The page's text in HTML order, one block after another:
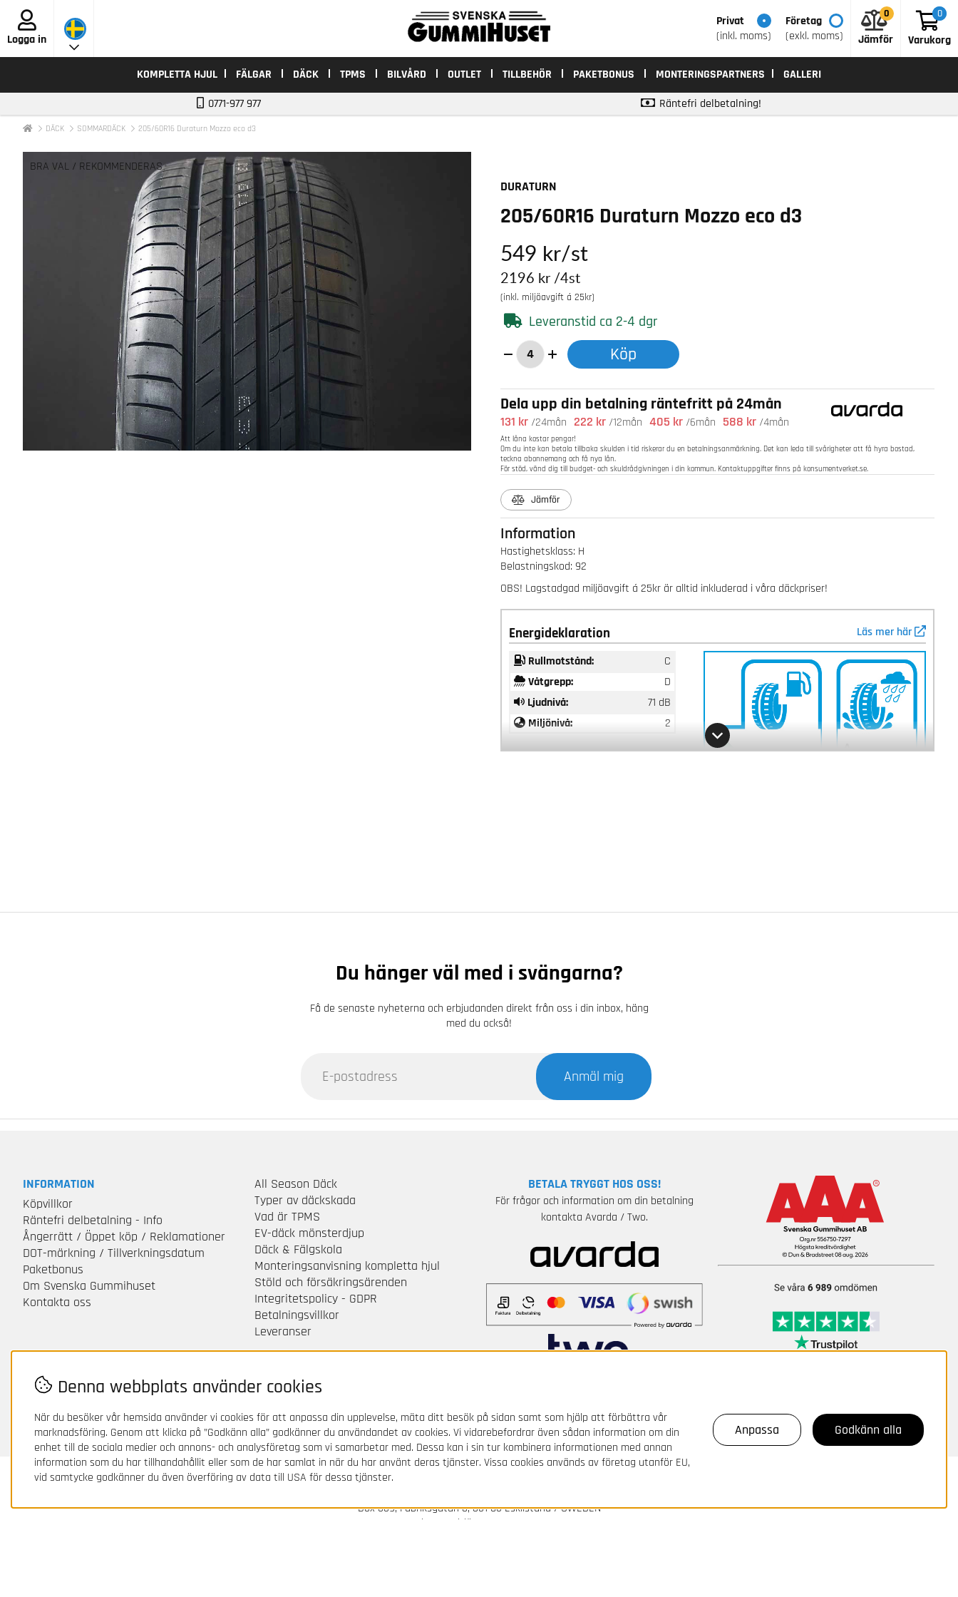
Logga in
0
0
Varukorg
0
Jämför
Privat
(inkl. moms)
Företag
(exkl. moms)
KOMPLETTA HJUL FÄLGAR DÄCK TPMS BILVÅRD OUTLET TILLBEHÖR PAKETBONUS MONTERINGSPARTNERS
GALLERI
0771-977 977
Räntefri delbetalning!
DÄCK SOMMARDÄCK 205/60R16 Duraturn Mozzo eco d3
BRA VAL / REKOMMENDERAS
DURATURN
205/60R16 Duraturn Mozzo eco d3
2196 kr /4st
549 kr/st
(inkl. miljöavgift á 25kr)
Leveranstid ca 2-4 dgr
Köp
Dela upp din betalning räntefritt på 24mån
131 kr /24mån 222 kr /12mån 405 kr /6mån 588 kr /4mån
Att låna kostar pengar!
Om du inte kan betala tillbaka skulden i tid riskerar du en betalningsanmärkning. Det kan leda till svårigheter att få hyra bostad,
teckna abonnemang och få nya lån.
För stöd, vänd dig till budget- och skuldrådgivningen i din kommun. Kontaktuppgifter finns på konsumentverket.se.
Jämför
Information
Hastighetsklass: H
Belastningskod: 92
OBS! Lagstadgad miljöavgift á 25kr är alltid inkluderad i våra däckpriser!
Energideklaration
Läs mer här
Rullmotstånd:
C
Våtgrepp:
D
Ljudnivå:
71 dB
Miljönivå:
2
Du hänger väl med i svängarna?
Få de senaste nyheterna och erbjudanden direkt från oss i din inbox, häng
med du också!
Anmäl mig
INFORMATION
Köpvillkor
Räntefri delbetalning - Info
Ångerrätt / Öppet köp / Reklamationer
DOT-märkning / Tillverkningsdatum
Paketbonus
Om Svenska Gummihuset
Kontakta oss
All Season Däck
Typer av däckskada
Vad är TPMS
EV-däck mönsterdjup
Däck & Fälgskola
Monteringsanvisning kompletta hjul
Stöld och försäkringsärenden
Integritetspolicy - GDPR
Betalningsvillkor
Leveranser
BETALA TRYGGT HOS OSS!
För frågor och information om din betalning
kontakta Avarda / Two.
Box 339, Fabriksgatan 6, 631 05 Eskilstuna / SWEDEN
Order/Kundtjänst: 0771 - 977 977
Denna webbplats använder cookies
När du besöker vår hemsida använder vi cookies för att anpassa din upplevelse, mäta ditt besök på sidan samt som hjälp att förbättra vår
marknadsföring. Genom att klicka på ”Godkänn alla” godkänner du användandet av cookies. Vi vidarebefordrar även sådan information om din
enhet till de sociala medier och annons- och analysföretag som vi samarbetar med. Dessa kan i sin tur kombinera informationen med annan
information som du har tillhandahållit eller som de har samlat in när du har använt deras tjänster. Vissa cookies används av företag utanför EU,
vid samtycke godkänner du även överföring av data till USA för dessa tjänster.
Anpassa Godkänn alla